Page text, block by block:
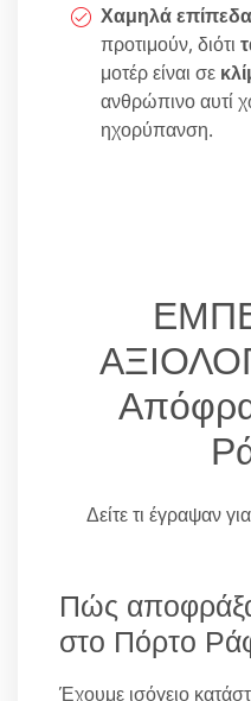
Χαμηλά
προτιμούν, διότι
μοτέρ είναι σε
ανθρώπινο αυτί
ηχορύπανση.
Δείτε τι έγραψαν
Πώς
στο Πόρτο
Έχουμε ισόγειο